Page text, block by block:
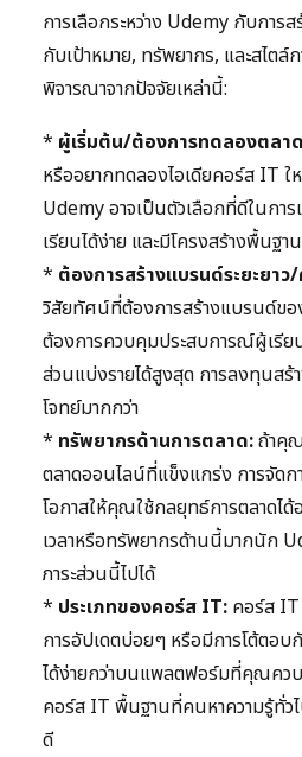
การเลือกระหว่าง Udemy กับการ
กับเป้าหมาย, ทรัพยากร, และสไต
พิจารณาจากปัจจัยเหล่านี้:
* ผู้เริ่มต้น/ต้องการทดลองตลา
หรืออยากทดลองไอเดียคอร์ส IT ใ
Udemy อาจเป็นตัวเลือกที่ดีในการ
เรียนได้ง่าย และมีโครงสร้างพื้นฐา
* ต้องการสร้างแบรนด์ระยะยาว
วิสัยทัศน์ที่ต้องการสร้างแบรนด์ขอ
ต้องการควบคุมประสบการณ์ผู้เรีย
ส่วนแบ่งรายได้สูงสุด การลงทุนสร้
โจทย์มากกว่า
* ทรัพยากรด้านการตลาด:ถ้าคุ
ตลาดออนไลน์ที่แข็งแกร่ง การจัดก
โอกาสให้คุณใช้กลยุทธ์การตลาดไ
เวลาหรือทรัพยากรด้านนี้มากนัก
ภาระส่วนนี้ไปได้
* ประเภทของคอร์ส IT: คอร์ส IT
การอัปเดตบ่อยๆ หรือมีการโต้ตอบ
ได้ง่ายกว่าบนแพลตฟอร์มที่คุณคว
คอร์ส IT พื้นฐานที่คนหาความรู้ทั่ว
ดี